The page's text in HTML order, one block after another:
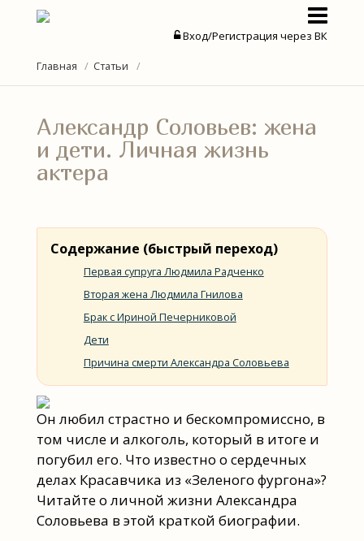
Вход/Регистрация через ВК
Актеры
Новости
Статьи
Главная Статьи
Александр Соловьев: жена
и дети. Личная жизнь
актера
Содержание (быстрый переход)
Первая супруга Людмила Радченко
Вторая жена Людмила Гнилова
Брак с Ириной Печерниковой
Дети
Причина смерти Александра Соловьева
Он любил страстно и бескомпромиссно, в
том числе и алкоголь, который в итоге и
погубил его. Что известно о сердечных
делах Красавчика из «Зеленого фургона»?
Читайте о личной жизни Александра
Соловьева в этой краткой биографии.